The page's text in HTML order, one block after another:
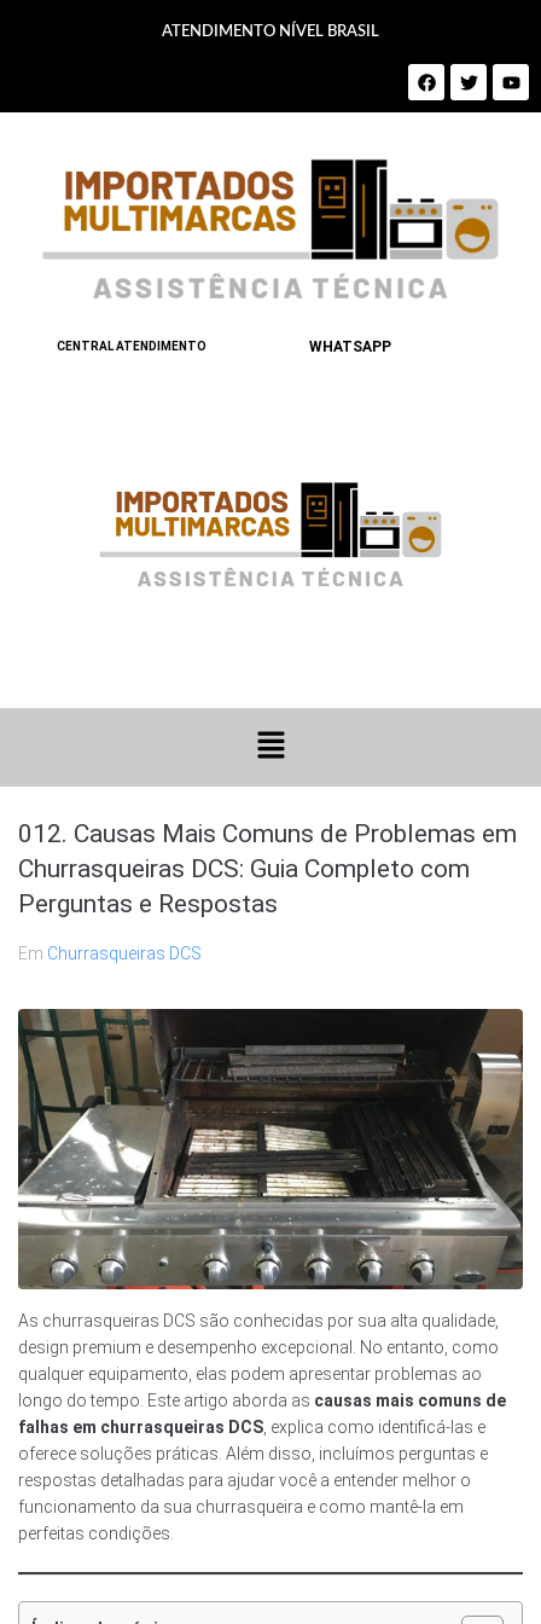
ATENDIMENTO NÍVEL BRASIL
CENTRAL ATENDIMENTO WHATSAPP
012. Causas Mais Comuns de Problemas em
Churrasqueiras DCS: Guia Completo com
Perguntas e Respostas
Em Churrasqueiras DCS
As churrasqueiras DCS são conhecidas por sua alta qualidade,
design premium e desempenho excepcional. No entanto, como
qualquer equipamento, elas podem apresentar problemas ao
longo do tempo. Este artigo aborda as causas mais comuns de
falhas em churrasqueiras DCS , explica como identificá-las e
oferece soluções práticas. Além disso, incluímos perguntas e
respostas detalhadas para ajudar você a entender melhor o
funcionamento da sua churrasqueira e como mantê-la em
perfeitas condições.